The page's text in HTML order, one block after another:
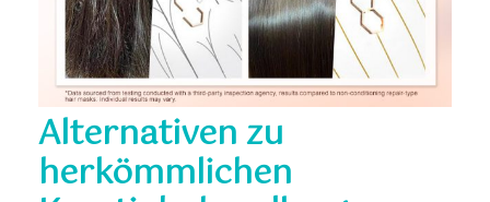
Alternativen zu
herkömmlichen